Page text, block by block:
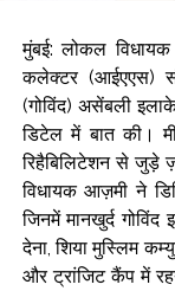
अधिकारियों को
पक्का करें।
मरीज, उनके
पार्ले (वेस्ट) में राम
करते हैं। इसके
होने की वजह से
इसलिए, इन सड़कों पर
बहुत ज़रूरी है।
मुंबई: लोकल
कलेक्टर (आईएएस)
(गोविंद) असेंबली
डिटेल में बात की।
रिहैबिलिटेशन से जुड़े
विधायक आज़मी ने
जिनमें मानखुर्द
देना, शिया मुस्लिम
और ट्रांजिट कैंप में